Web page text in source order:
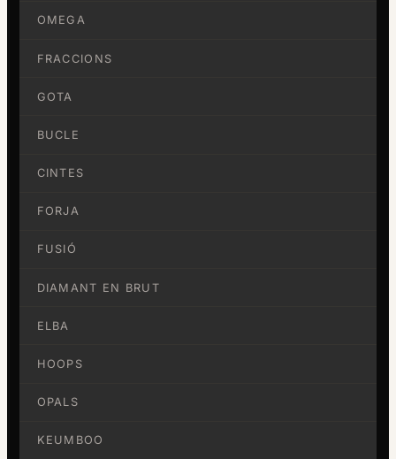
OMEGA
FRACCIONS
GOTA
BUCLE
CINTES
FORJA
FUSIÓ
DIAMANT EN BRUT
ELBA
HOOPS
OPALS
KEUMBOO